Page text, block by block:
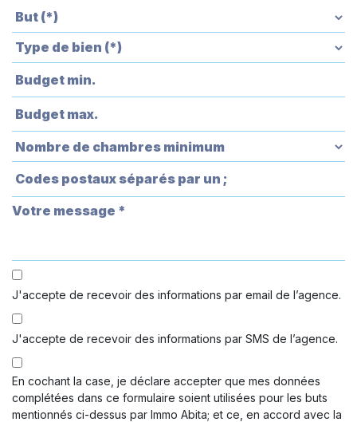
J'accepte de recevoir des informations par email de l’agence.
J'accepte de recevoir des informations par SMS de l’agence.
En cochant la case, je déclare accepter que mes données
complétées dans ce formulaire soient utilisées pour les buts
mentionnés ci-dessus par Immo Abita; et ce, en accord avec la